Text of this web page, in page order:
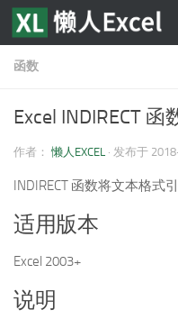
跳至内容
函数
Excel INDIRECT 函
作者： 懒人EXCEL · 发布于
INDIRECT 函数将文本格式
适用版本
Excel 2003+
说明